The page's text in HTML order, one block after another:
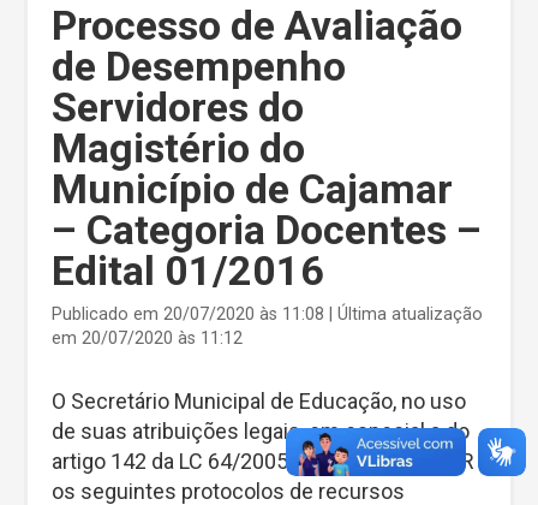
Processo de Avaliação
de Desempenho
Servidores do
Magistério do
Município de Cajamar
– Categoria Docentes –
Edital 01/2016
Publicado em 20/07/2020 às 11:08 | Última atualização
em 20/07/2020 às 11:12
O Secretário Municipal de Educação, no uso
de suas atribuições legais, em especial a do
artigo 142 da LC 64/2005, resolve INDEFERIR
os seguintes protocolos de recursos